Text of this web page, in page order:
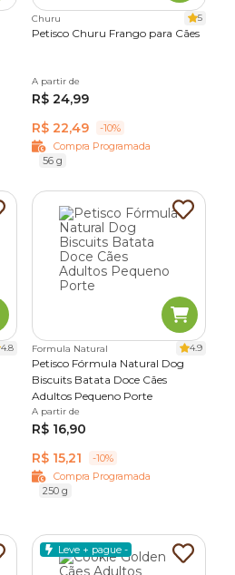
Churu 5
Petisco Churu Frango para Cães
A partir de
R$ 24,99
R$ 22,49
-10%
Compra Programada
56 g
4.8 Formula Natural 4.9
Petisco Fórmula Natural Dog
Biscuits Batata Doce Cães
Adultos Pequeno Porte
A partir de
R$ 16,90
R$ 15,21
-10%
Compra Programada
250 g
Leve + pague -